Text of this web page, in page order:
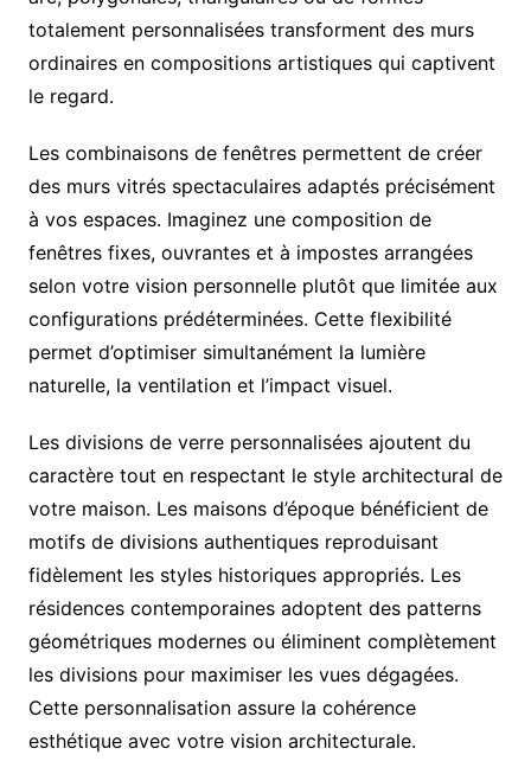
totalement personnalisées transforment des murs
ordinaires en compositions artistiques qui captivent
le regard.
Les combinaisons de fenêtres permettent de créer
des murs vitrés spectaculaires adaptés précisément
à vos espaces. Imaginez une composition de
fenêtres fixes, ouvrantes et à impostes arrangées
selon votre vision personnelle plutôt que limitée aux
configurations prédéterminées. Cette flexibilité
permet d’optimiser simultanément la lumière
naturelle, la ventilation et l’impact visuel.
Les divisions de verre personnalisées ajoutent du
caractère tout en respectant le style architectural de
votre maison. Les maisons d’époque bénéficient de
motifs de divisions authentiques reproduisant
fidèlement les styles historiques appropriés. Les
résidences contemporaines adoptent des patterns
géométriques modernes ou éliminent complètement
les divisions pour maximiser les vues dégagées.
Cette personnalisation assure la cohérence
esthétique avec votre vision architecturale.